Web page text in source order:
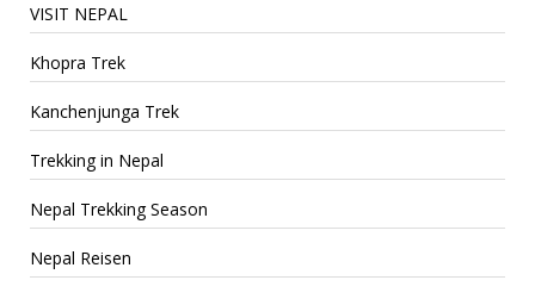
VISIT NEPAL
Khopra Trek
Kanchenjunga Trek
Trekking in Nepal
Nepal Trekking Season
Nepal Reisen